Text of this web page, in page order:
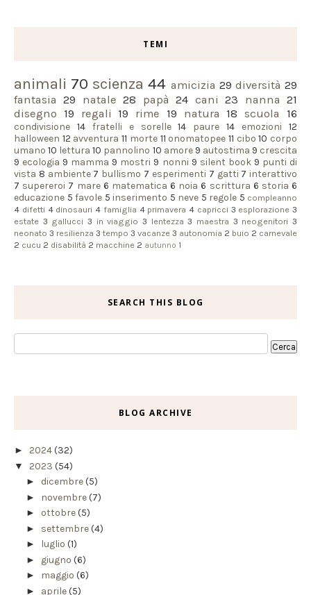
TEMI
animali 70 scienza 44 amicizia 29 diversità 29
fantasia
29 natale 28 papà 24 cani 23 nanna 21
disegno
19 regali 19 rime 19 natura 18 scuola 16
condivisione 14 fratelli e sorelle 14 paure 14 emozioni
12
halloween 12 avventura 11 morte 11 onomatopee 11 cibo 10 corpo
umano 10 lettura 10 pannolino 10 amore 9 autostima 9 crescita
9 ecologia 9 mamma 9 mostri 9 nonni 9 silent book 9 punti di
vista 8 ambiente 7 bullismo 7 esperimenti 7 gatti 7 interattivo
7 supereroi 7 mare 6 matematica 6 noia 6 scrittura 6 storia 6
educazione 5 favole 5 inserimento 5 neve 5 regole 5 compleanno
4 difetti 4 dinosauri 4 famiglia 4 primavera 4 capricci 3 esplorazione 3
estate 3 gallucci 3 in viaggio 3 lentezza 3 maestra 3 neogenitori 3
neonato 3 resilienza 3 tempo 3 vacanze 3 autonomia 2 buio 2 carnevale
2 cucu 2 disabilità 2 macchine 2 autunno 1
SEARCH THIS BLOG
BLOG ARCHIVE
► 2024(32)
▼ 2023 (54)
► dicembre(5)
► novembre(7)
► ottobre(5)
► settembre(4)
► luglio (1)
► giugno (6)
► maggio (6)
► aprile(5)